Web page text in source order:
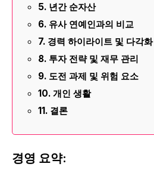
년간 순자산
유사 연예인과의 비교
경력 하이라이트 및 다각화
투자 전략 및 재무 관리
도전 과제 및 위험 요소
개인 생활
결론
경영 요약: